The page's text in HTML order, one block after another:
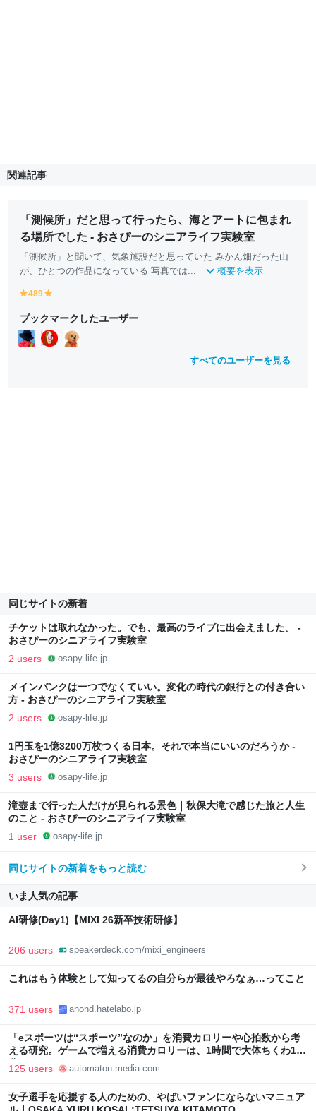
関連記事
「測候所」だと思って行ったら、海とアートに包まれ
る場所でした - おさぴーのシニアライフ実験室
「測候所」と聞いて、気象施設だと思っていた みかん畑だった山
が、ひとつの作品になっている 写真では...
概要を表示
y
ll
o
w
489
ll
o
w
ブックマークしたユーザー
すべてのユーザーを見る
同じサイトの新着
チケットは取れなかった。でも、最高のライブに出会えました。 -
おさぴーのシニアライフ実験室
2 users osapy-life.jp
メインバンクは一つでなくていい。変化の時代の銀行との付き合い
方 - おさぴーのシニアライフ実験室
2 users osapy-life.jp
1円玉を1億3200万枚つくる日本。それで本当にいいのだろうか -
おさぴーのシニアライフ実験室
3 users osapy-life.jp
滝壺まで行った人だけが見られる景色｜秋保大滝で感じた旅と人生
のこと - おさぴーのシニアライフ実験室
1 user osapy-life.jp
同じサイトの新着をもっと読む
いま人気の記事
AI研修(Day1)【MIXI 26新卒技術研修】
206 users speakerdeck.com/mixi_engineers
これはもう体験として知ってるの自分らが最後やろなぁ…ってこと
371 users anond.hatelabo.jp
「eスポーツは“スポーツ”なのか」を消費カロリーや心拍数から考
える研究。ゲームで増える消費カロリーは、1時間で大体ちくわ1本
分 - AUTOMATON
125 users automaton-media.com
女子選手を応援する人のための、やばいファンにならないマニュア